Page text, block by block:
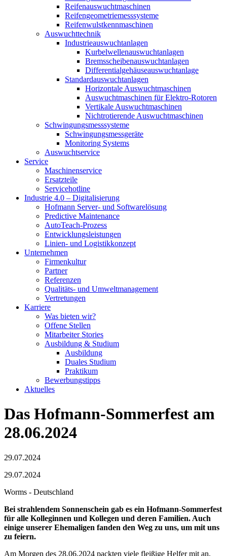
Reifenauswuchtmaschinen
Reifengeometriemesssysteme
Reifenwulstkennmaschinen
Auswuchttechnik
Industrieauswuchtanlagen
Kurbelwellenauswuchtanlagen
Bremsscheibenauswuchtanlagen
Differentialgehäuseauswuchtanlage
Standardauswuchtanlagen
Horizontale Auswuchtmaschinen
Auswuchtmaschinen für Elektro-Rotoren
Vertikale Auswuchtmaschinen
Nichtrotierende Auswuchtmaschinen
Schwingungsmesssysteme
Schwingungsmessgeräte
Monitoring Systems
Auswuchtservice
Service
Maschinenservice
Ersatzteile
Servicehotline
Industrie 4.0 – Digitalisierung
Hofmann Server- und Softwarelösung
Predictive Maintenance
AutoTeach-Prozess
Entwicklungsleistungen
Linien- und Logistikkonzept
Unternehmen
Firmenkultur
Partner
Referenzen
Qualitäts- und Umweltmanagement
Vertretungen
Karriere
Was bieten wir?
Offene Stellen
Mitarbeiter Stories
Ausbildung & Studium
Ausbildung
Duales Studium
Praktikum
Bewerbungstipps
Aktuelles
Das Hofmann-Sommerfest am
28.06.2024
29.07.2024
29.07.2024
Worms - Deutschland
Bei strahlendem Sonnenschein gab es ein Hofmann-Sommerfest
für alle Kolleginnen und Kollegen und deren Familien. Auch
einige unserer Ehemaligen fanden den Weg zu uns, um mit uns
zu feiern.
Am Morgen des 28.06.2024 packten viele fleißige Helfer mit an,